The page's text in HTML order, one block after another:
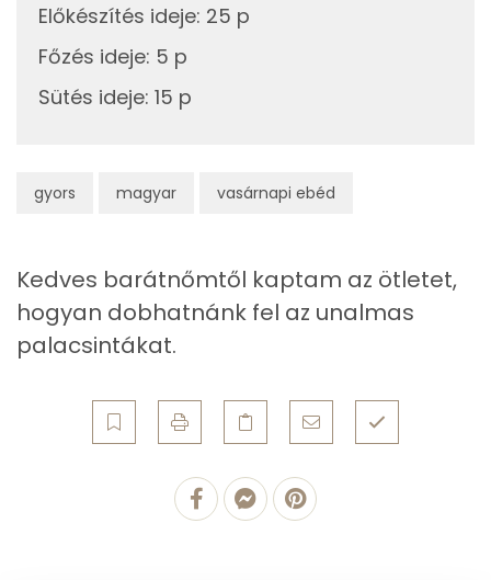
gyors magyar vasárnapi ebéd
Összesen
Többszörösen telítetlen zsírsav
Ásványi anyagok
Összesen
Cink
1 mg
Szelén
10 mg
Előkészítés ideje: 25 p
Főzés ideje: 5 p
Sütés ideje: 15 p
Kedves barátnőmtől kaptam az ötletet,
hogyan dobhatnánk fel az unalmas
palacsintákat.